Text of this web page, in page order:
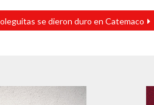
se dieron duro en Catemaco